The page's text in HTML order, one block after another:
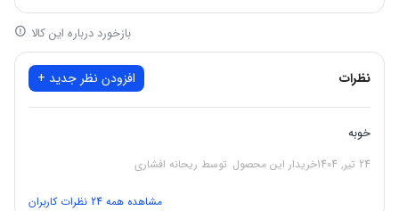
سایز یک مناسب: 36 تا 42
سایز سه مناسب: 48 و 50
رنگبندی:
قدمانتو: 100 سانت
زمان ارسال:
نوع جیب: همگی کاربردی هستند
بازخورد درباره این کالا
نظرات افزودن نظر جدید +
توسط ریحانه افشاری 24 تیر, 1404 خریدار این محصول
خوبه
مشاهده همه 24 نظرات کاربران